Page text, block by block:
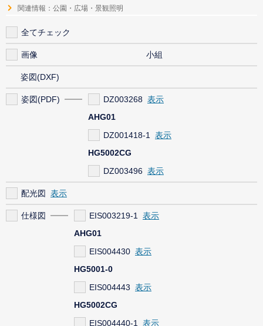
関連情報：公園・広場・景観照明
全てチェック
画像 小組
姿図(DXF)
姿図(PDF)
DZ003268
AHG01
DZ001418-1
HG5002CG
DZ003496
配光図
仕様図
EIS003219-1
AHG01
EIS004430
HG5001-0
EIS004443
HG5002CG
EIS004440-1